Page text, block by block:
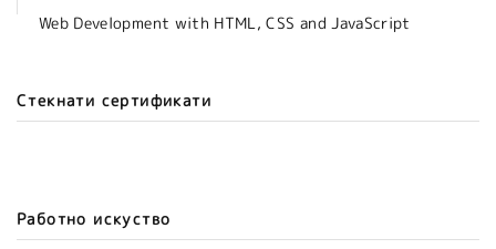
Web Development with HTML, CSS and JavaScript
Стекнати сертификати
Работно искуство